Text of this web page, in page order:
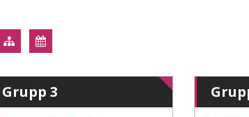
Grupp 3